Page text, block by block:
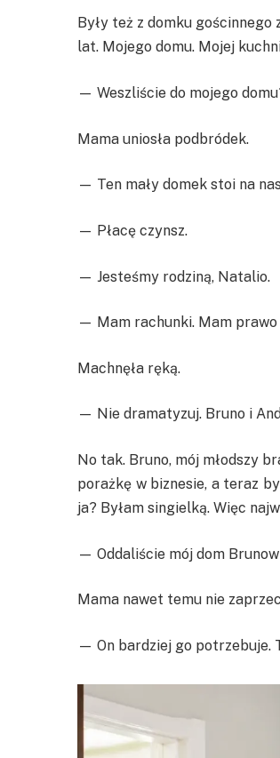
Były też z domku
lat. Mojego domu. Mojej
— Weszliście do mojego
Mama uniosła podbródek.
— Ten mały domek stoi na
— Płacę czynsz.
— Jesteśmy rodziną, Natalio.
— Mam rachunki. Mam
Machnęła ręką.
— Nie dramatyzuj. Bruno i
No tak. Bruno, mój młodszy
porażkę w biznesie, a teraz
ja? Byłam singielką. Więc
— Oddaliście mój dom
Mama nawet temu nie
— On bardziej go potrzebuje.